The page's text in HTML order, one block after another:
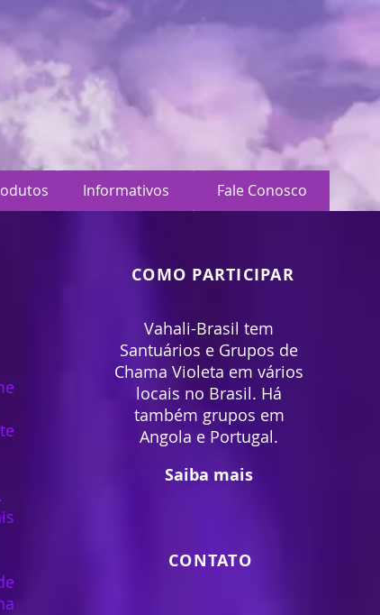
Informativos Fale Conosco
COMO PARTICIPAR
Vahali-Brasil tem
Santuários e Grupos de
Chama Violeta em vários
locais no Brasil. Há
também grupos em
Angola e Portugal.
Saiba mais
CONTATO